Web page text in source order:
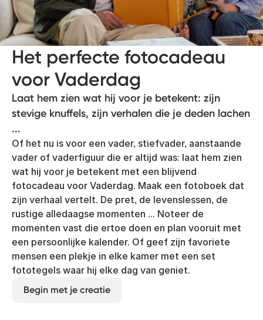
Het perfecte fotocadeau
voor Vaderdag
Laat hem zien wat hij voor je betekent: zijn
stevige knuffels, zijn verhalen die je deden lachen
...
Of het nu is voor een vader, stiefvader, aanstaande
vader of vaderfiguur die er altijd was: laat hem zien
wat hij voor je betekent met een blijvend
fotocadeau voor Vaderdag. Maak een fotoboek dat
zijn verhaal vertelt. De pret, de levenslessen, de
rustige alledaagse momenten ... Noteer de
momenten vast die ertoe doen en plan vooruit met
een persoonlijke kalender. Of geef zijn favoriete
mensen een plekje in elke kamer met een set
fototegels waar hij elke dag van geniet.
Begin met je creatie